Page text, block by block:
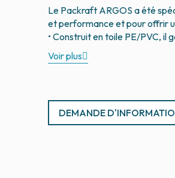
Le Packraft ARGOS a été
et performance et pour offrir
Voir plus
DEMANDE